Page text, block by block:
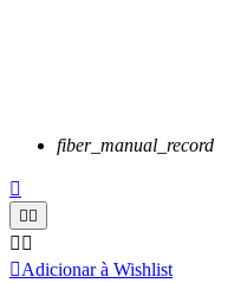
fiber_manual_record


 
Adicionar à Wishlist